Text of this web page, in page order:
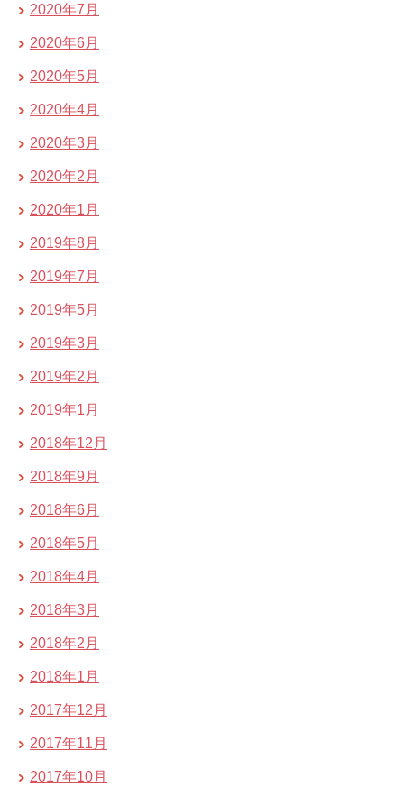
2020年7月
2020年6月
2020年5月
2020年4月
2020年3月
2020年2月
2020年1月
2019年8月
2019年7月
2019年5月
2019年3月
2019年2月
2019年1月
2018年12月
2018年9月
2018年6月
2018年5月
2018年4月
2018年3月
2018年2月
2018年1月
2017年12月
2017年11月
2017年10月